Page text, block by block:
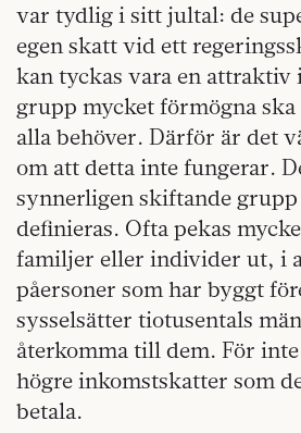
var tydlig i sitt jultal: de
egen skatt vid ett
kan tyckas vara en attraktiv
grupp mycket förmögna
alla behöver. Därför är det
om att detta inte fungerar.
synnerligen skiftande
definieras. Ofta pekas
familjer eller individer ut, i
påersoner som har byggt
sysselsätter tiotusentals
återkomma till dem. För
högre inkomstskatter som
betala.